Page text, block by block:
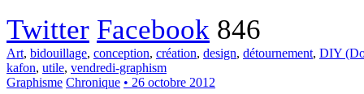
Twitter Facebook 846
Art, bidouillage, conception, création, design, détournement, DIY
kafon, utile, vendredi-graphism
Graphisme Chronique • 26 octobre 2012